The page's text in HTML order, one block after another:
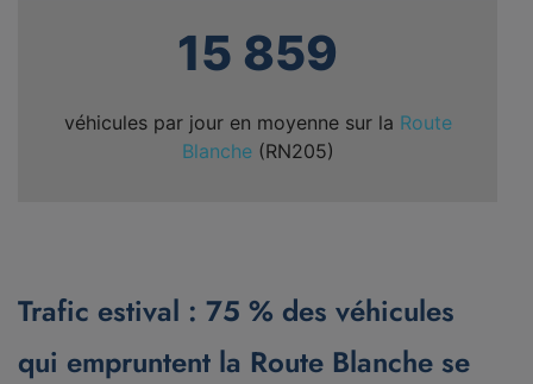
15 859
véhicules par jour en moyenne sur la Route
Blanche(RN205)
Trafic estival : 75 % des véhicules
qui empruntent la Route Blanche se